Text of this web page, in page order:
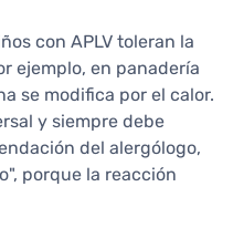
con APLV toleran la
ejemplo, en panadería
se modifica por el calor.
y siempre debe
del alergólogo,
porque la reacción